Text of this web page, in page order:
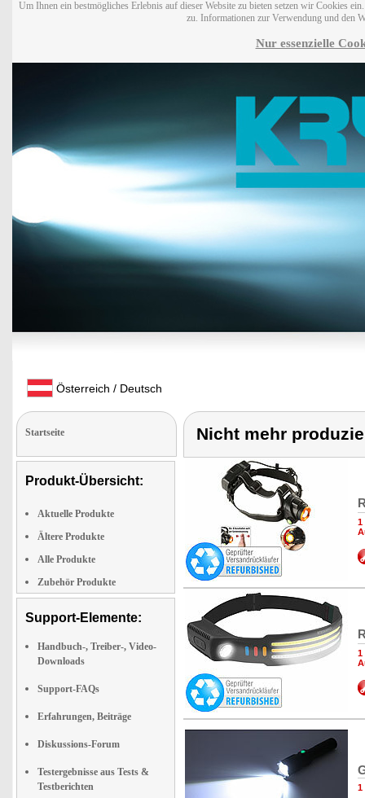
Um Ihnen ein bestmögliches Erlebnis auf dieser Website zu bieten setzen wir Cookies
zu. Informationen zur Verwendung und den
Nur essenzielle
Österreich / Deutsch
Startseite
Produkt-Übersicht:
Aktuelle Produkte
Ältere Produkte
Alle Produkte
Zubehör Produkte
Support-Elemente:
Handbuch-, Treiber-, Video-
Downloads
Support-FAQs
Erfahrungen, Beiträge
Diskussions-Forum
Testergebnisse aus Tests &
Testberichten
Nicht mehr
1
1
1